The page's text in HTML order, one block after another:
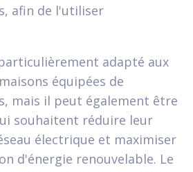
afin de l'utiliser
adapté aux
équipées de
mais il peut également être
souhaitent réduire leur
électrique et maximiser
d'énergie renouvelable. Le